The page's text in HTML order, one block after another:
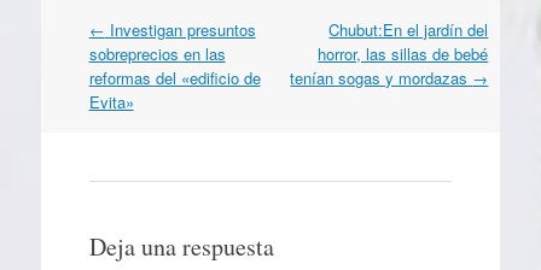
Navegación
por
artículos
← Investigan presuntos
sobreprecios en las
reformas del «edificio de
Evita»
Chubut:En el jardín del
horror, las sillas de bebé
tenían sogas y mordazas →
Deja una respuesta